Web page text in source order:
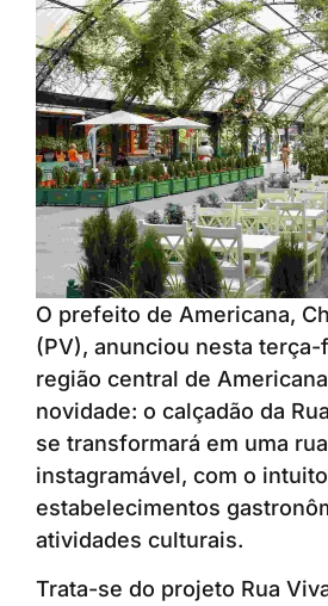
O prefeito de Americana,
(PV), anunciou nesta terça-
região central de
novidade: o calçadão da
se transformará em uma
instagramável, com o
estabelecimentos
atividades culturais.
Trata-se do projeto Rua